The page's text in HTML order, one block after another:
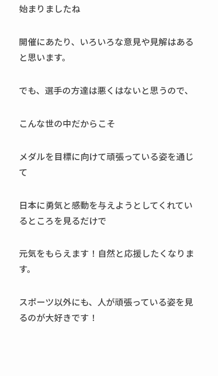
始まりましたね
開催にあたり、いろいろな意見や見解はある
と思います。
でも、選手の方達は悪くはないと思うので、
こんな世の中だからこそ
メダルを目標に向けて頑張っている姿を通じ
て
日本に勇気と感動を与えようとしてくれてい
るところを見るだけで
元気をもらえます！自然と応援したくなりま
す。
スポーツ以外にも、人が頑張っている姿を見
るのが大好きです！